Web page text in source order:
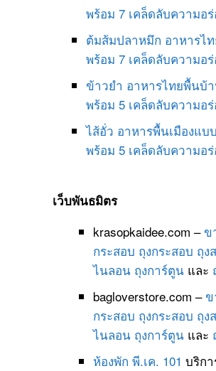
พร้อม 7 เคล็ดลับความอ
ต้มส้มปลาหมึก อาหารไท
พร้อม 7 เคล็ดลับความอ
ข้าวยำ อาหารไทยพื้นบ้
พร้อม 5 เคล็ดลับความอ
ไส้อั่ว อาหารพื้นเมืองแบ
พร้อม 5 เคล็ดลับความอ
เว็บพันธมิตร
krasopkaidee.com –ข
กระสอบ ถุงกระสอบ ถุง
ไนลอน ถุงการ์ตูนและ
bagloverstore.com –ข
กระสอบ ถุงกระสอบ ถุง
ไนลอน ถุงการ์ตูนและ
ห้องพัก พี.เค. 101 บริก